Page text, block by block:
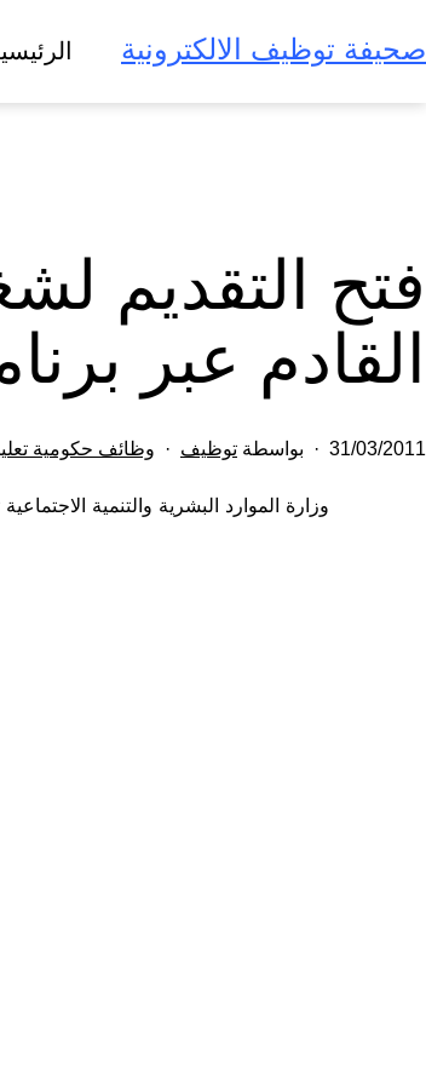
إلى
المحتوى
صحيفة توظيف الالكترونية
فتح التقديم
القادم عبر
تم
في
31/03/2011 بواسطة توظيف وظائف حكومية
وزارة الموارد البشرية والتنمية